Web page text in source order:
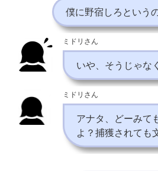
僕に野宿しろという
ミドリさん
いや、そうじゃな
ミドリさん
アナタ、どーみて
よ？捕獲されても